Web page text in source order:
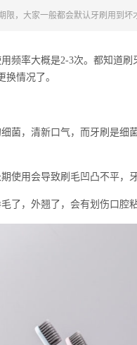
，大家一般都会默认牙刷用到
率大概是2-3次。都知道刷
情况了。
，清新口气，而牙刷是细
用会导致刷毛凹凸不平，
，外翘了，会有划伤口腔粘